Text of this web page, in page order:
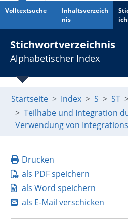
Volltextsuche
Inhaltsverzeich
nis
Stichwortverzeichnis
Alphabetischer Index
Startseite Index S ST
Teilhabe und Integration
Verwendung von
Drucken
als PDF speichern
als Word speichern
als E-Mail verschicken